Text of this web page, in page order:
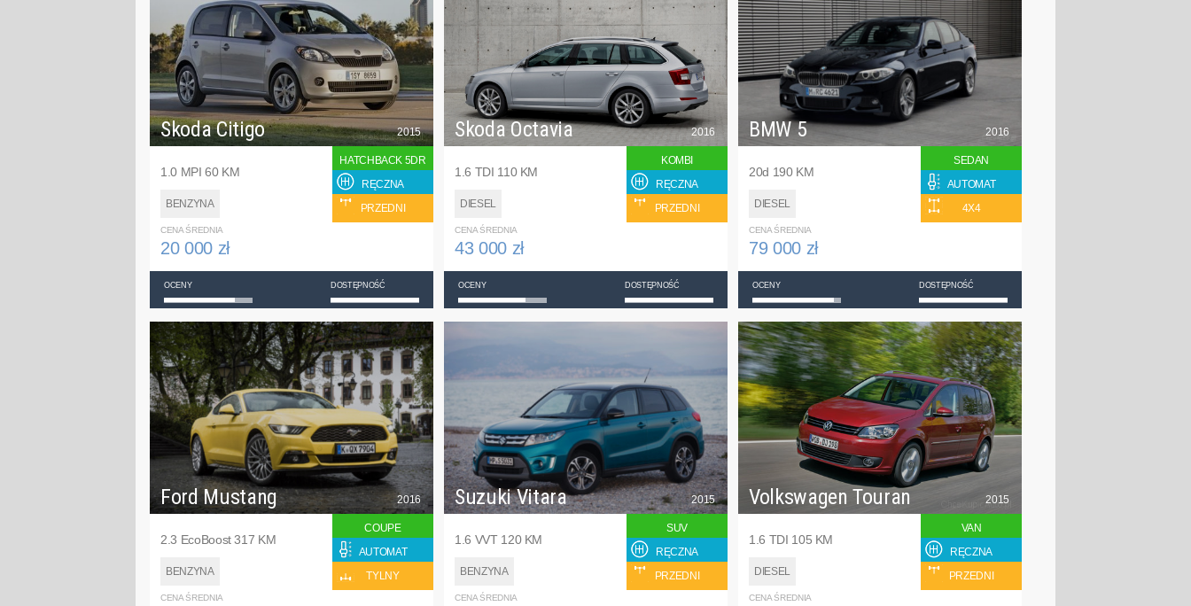
Skoda Citigo
1.0 MPI 60 KM
BENZYNA
2015
HATCHBACK 5DR
RĘCZNA
PRZEDNI
CENA ŚREDNIA
20 000 zł
OCENY DOSTĘPNOŚĆ
Skoda Octavia
1.6 TDI 110 KM
DIESEL
2016
KOMBI
RĘCZNA
PRZEDNI
CENA ŚREDNIA
43 000 zł
OCENY DOSTĘPNOŚĆ
BMW 5
20d 190 KM
DIESEL
2016
SEDAN
AUTOMAT
4X4
CENA ŚREDNIA
79 000 zł
OCENY DOSTĘPNOŚĆ
Ford Mustang
2.3 EcoBoost 317 KM
BENZYNA
2016
COUPE
AUTOMAT
TYLNY
CENA ŚREDNIA
Suzuki Vitara
1.6 VVT 120 KM
BENZYNA
2015
SUV
RĘCZNA
PRZEDNI
CENA ŚREDNIA
Volkswagen Touran
1.6 TDI 105 KM
DIESEL
2015
VAN
RĘCZNA
PRZEDNI
CENA ŚREDNIA